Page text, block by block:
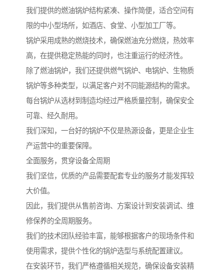
我们提供的燃油锅炉结构紧凑、操作简便，适合空间有
限的中小型场所，如酒店、食堂、小型加工厂等。
锅炉采用成熟的燃烧技术，确保燃油充分燃烧，热效率
高，在提供稳定热能的同时，也注重运行的经济性。
除了燃油锅炉，我们还提供燃气锅炉、电锅炉、生物质
锅炉等多种类型，以满足客户对不同能源结构的需求。
每台锅炉从选材到制造均经过严格质量控制，确保安全
可靠、经久耐用。
我们深知，一台好的锅炉不仅是热源设备，更是企业生
产运营中的重要保障。
全面服务，贯穿设备全周期
我们坚信，优质的产品需要配套专业的服务才能发挥较
大价值。
因此，我们提供从售前咨询、方案设计到安装调试、维
修保养的全周期服务。
我们的技术团队经验丰富，能够根据客户的现场条件和
使用需求，提供个性化的锅炉选型与系统配置建议。
在安装环节，我们严格遵循相关规范，确保设备安装精